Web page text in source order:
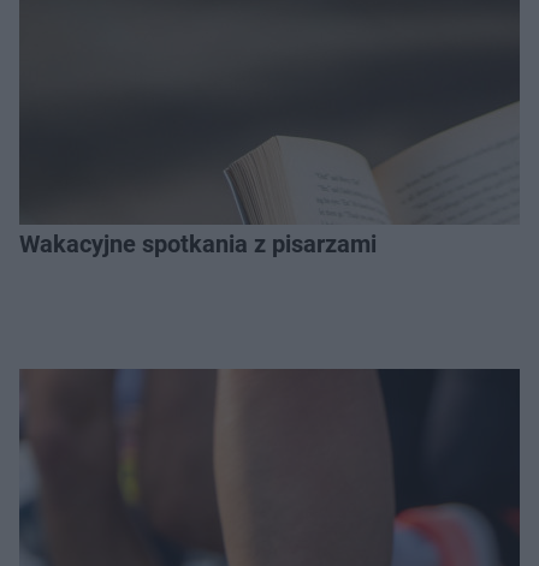
Wakacyjne spotkania z pisarzami